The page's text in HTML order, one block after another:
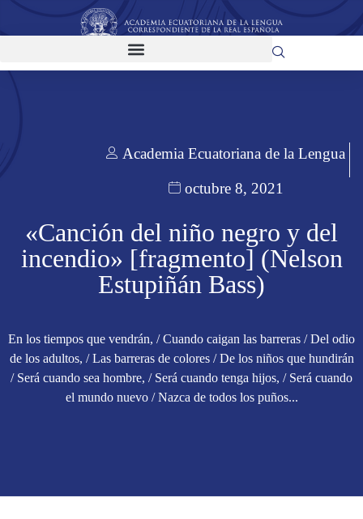
Academia Ecuatoriana de la Lengua
octubre 8, 2021
«Canción del niño negro y del
incendio» [fragmento] (Nelson
Estupiñán Bass)
En los tiempos que vendrán, / Cuando caigan las barreras / Del odio
de los adultos, / Las barreras de colores / De los niños que hundirán
/ Será cuando sea hombre, / Será cuando tenga hijos, / Será cuando
el mundo nuevo / Nazca de todos los puños...